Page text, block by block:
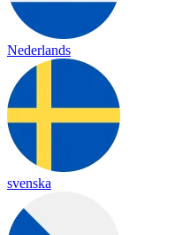
Nederlands
svenska